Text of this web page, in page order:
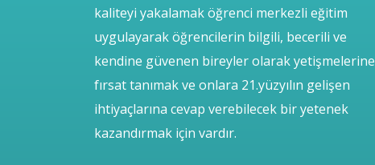
kaliteyi yakalamak öğrenci merkezli eğitim
uygulayarak öğrencilerin bilgili, becerili ve
kendine güvenen bireyler olarak yetişmelerine
fırsat tanımak ve onlara 21.yüzyılın gelişen
ihtiyaçlarına cevap verebilecek bir yetenek
kazandırmak için vardır.